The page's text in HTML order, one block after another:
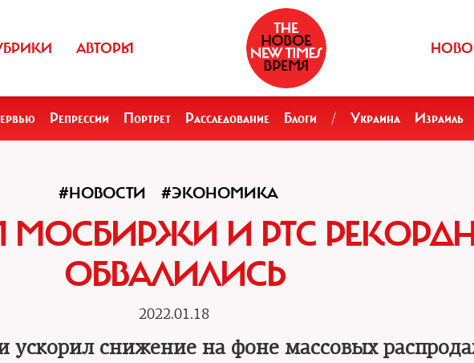
АВТОРЫ
Репрессии Портрет Расследование Блоги / Украина Израиль
#НОВОСТИ #ЭКОНОМИКА
МОСБИРЖИ И РТС
ОБВАЛИЛИСЬ
2022.01.18
ускорил снижение на фоне массовых